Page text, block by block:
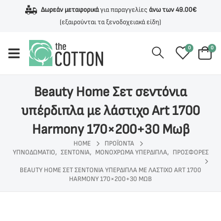
Δωρεάν μεταφορικάγια παραγγελίες άνω των 49.00€
(εξαιρούνται τα ξενοδοχειακά είδη)
0 0
Beauty Home Σετ σεντόνια
υπέρδιπλα με λάστιχο Art 1700
Harmony 170×200+30 Μωβ
HOME
ΠΡΟΪΌΝΤΑ
ΥΠΝΟΔΩΜΑΤΙΟ, ΣΕΝΤΟΝΙΑ, ΜΟΝΟΧΡΩΜΑ ΥΠΕΡΔΙΠΛΑ, ΠΡΟΣΦΟΡΕΣ
BEAUTY HOME ΣΕΤ ΣΕΝΤΌΝΙΑ ΥΠΈΡΔΙΠΛΑ ΜΕ ΛΆΣΤΙΧΟ ART 1700
HARMONY 170×200+30 ΜΩΒ